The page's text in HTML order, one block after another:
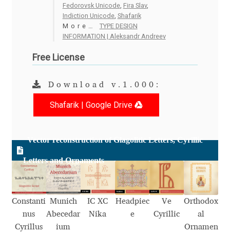
Denis Serebryakov
Dmitri Zdorov
Dmitriy Chirkov
Dmitry Barsukov
Dmitry Goloub
Fedorovsk Unicode, Fira Slav,
Indiction Unicode, Shafarik
More… TYPE DESIGN
INFORMATION | Aleksandr Andreev
Free License
Download v.1.000:
Shafarik | Google Drive
Vector reconstruction of Glagolitic Letters, Cyrillic
Letters and Ornaments
Constanti
nus
Cyrillus
Munich
Abecedar
ium
IC XC
Nika
Headpiec
e
Ve
Cyrillic
Orthodox
al
Ornamen